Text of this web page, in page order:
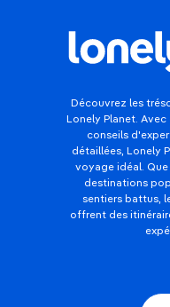
Découvrez les
Lonely Planet.
conseils
détaillées, Lonely
voyage idéal.
destinations
sentiers battus,
offrent des